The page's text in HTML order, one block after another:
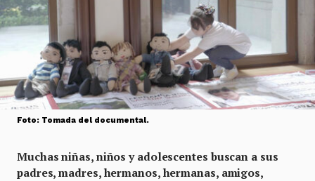
Foto: Tomada del documental.
Muchas niñas, niños y adolescentes buscan a sus
padres, madres, hermanos, hermanas, amigos,